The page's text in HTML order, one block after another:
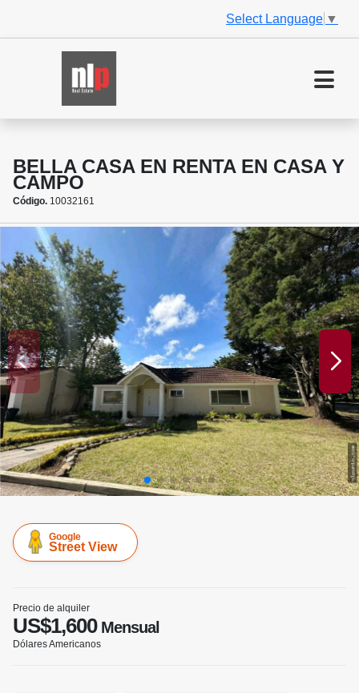
Select Language ▼
BELLA CASA EN RENTA EN CASA Y
CAMPO
Código. 10032161
Google
Street View
Precio de alquiler
US$1,600Mensual
Dólares Americanos